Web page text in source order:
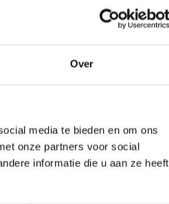
Over
media te bieden en om ons
onze partners voor social
informatie die u aan ze heeft